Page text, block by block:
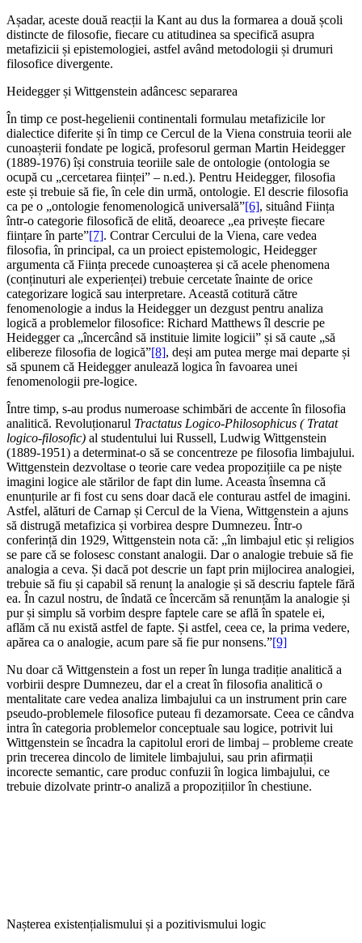
Așadar, aceste două reacții la Kant au dus la formarea a două școli
distincte de filosofie, fiecare cu atitudinea sa specifică asupra
metafizicii și epistemologiei, astfel având metodologii și drumuri
filosofice divergente.
Heidegger și Wittgenstein adâncesc separarea
În timp ce post-hegelienii continentali formulau metafizicile lor
dialectice diferite și în timp ce Cercul de la Viena construia teorii ale
cunoașterii fondate pe logică, profesorul german Martin Heidegger
(1889-1976) își construia teoriile sale de ontologie (ontologia se
ocupă cu „cercetarea ființei” – n.ed.). Pentru Heidegger, filosofia
este și trebuie să fie, în cele din urmă, ontologie. El descrie filosofia
ca pe o „ontologie fenomenologică universală”[6], situând Ființa
într-o categorie filosofică de elită, deoarece „ea privește fiecare
ființare în parte”[7]. Contrar Cercului de la Viena, care vedea
filosofia, în principal, ca un proiect epistemologic, Heidegger
argumenta că Ființa precede cunoașterea și că acele phenomena
(conținuturi ale experienței) trebuie cercetate înainte de orice
categorizare logică sau interpretare. Această cotitură către
fenomenologie a indus la Heidegger un dezgust pentru analiza
logică a problemelor filosofice: Richard Matthews îl descrie pe
Heidegger ca „încercând să instituie limite logicii” și să caute „să
elibereze filosofia de logică”[8], deși am putea merge mai departe și
să spunem că Heidegger anulează logica în favoarea unei
fenomenologii pre-logice.
Între timp, s-au produs numeroase schimbări de accente în filosofia
analitică. Revoluționarul Tractatus Logico-Philosophicus ( Tratat
logico-filosofic) al studentului lui Russell, Ludwig Wittgenstein
(1889-1951) a determinat-o să se concentreze pe filosofia limbajului.
Wittgenstein dezvoltase o teorie care vedea propozițiile ca pe niște
imagini logice ale stărilor de fapt din lume. Aceasta însemna că
enunțurile ar fi fost cu sens doar dacă ele conturau astfel de imagini.
Astfel, alături de Carnap și Cercul de la Viena, Wittgenstein a ajuns
să distrugă metafizica și vorbirea despre Dumnezeu. Într-o
conferință din 1929, Wittgenstein nota că: „în limbajul etic și religios
se pare că se folosesc constant analogii. Dar o analogie trebuie să fie
analogia a ceva. Și dacă pot descrie un fapt prin mijlocirea analogiei,
trebuie să fiu și capabil să renunț la analogie și să descriu faptele fără
ea. În cazul nostru, de îndată ce încercăm să renunțăm la analogie și
pur și simplu să vorbim despre faptele care se află în spatele ei,
aflăm că nu există astfel de fapte. Și astfel, ceea ce, la prima vedere,
apărea ca o analogie, acum pare să fie pur nonsens.”[9]
Nu doar că Wittgenstein a fost un reper în lunga tradiție analitică a
vorbirii despre Dumnezeu, dar el a creat în filosofia analitică o
mentalitate care vedea analiza limbajului ca un instrument prin care
pseudo-problemele filosofice puteau fi dezamorsate. Ceea ce cândva
intra în categoria problemelor conceptuale sau logice, potrivit lui
Wittgenstein se încadra la capitolul erori de limbaj – probleme create
prin trecerea dincolo de limitele limbajului, sau prin afirmații
incorecte semantic, care produc confuzii în logica limbajului, ce
trebuie dizolvate printr-o analiză a propozițiilor în chestiune.
Nașterea existențialismului și a pozitivismului logic